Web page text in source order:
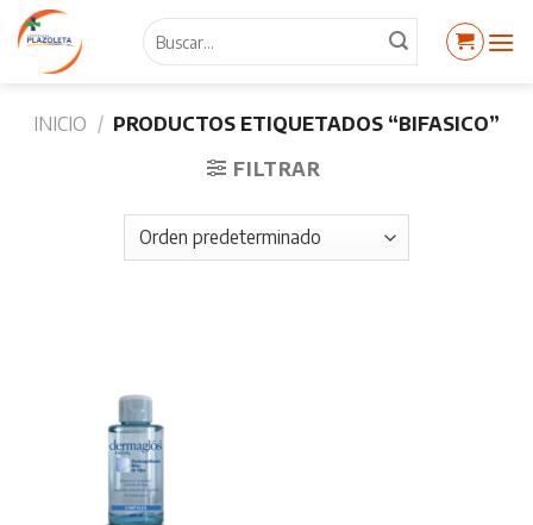
Skip
content
Buscar
por:
INICIO / PRODUCTOS ETIQUETADOS “BIFASICO”
FILTRAR